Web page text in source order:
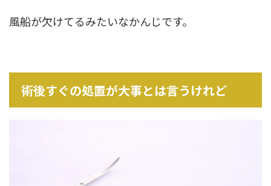
風船が欠けてるみたいなかんじです。
術後すぐの処置が大事とは言うけれど